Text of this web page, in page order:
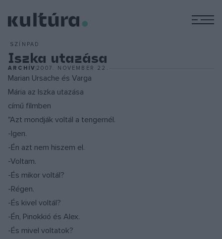
SZÍNPAD
Iszka utazása
ARCHÍV2007. NOVEMBER 22.
Marian Ursache és Varga
Mária az Iszka utazása
című filmben
"Azt mondják voltál a tengernél.
-Igen.
-Én azt nem hiszem el.
-Voltam.
-És mikor voltál?
-Régen.
-És kivel voltál?
-Én, Pinokkió és Alex.
-És mivel voltatok?